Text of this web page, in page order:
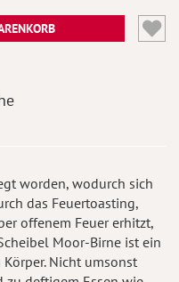
worden, wodurch sich
das Feuertoasting,
offenem Feuer erhitzt,
Moor-Birne ist ein
Nicht umsonst